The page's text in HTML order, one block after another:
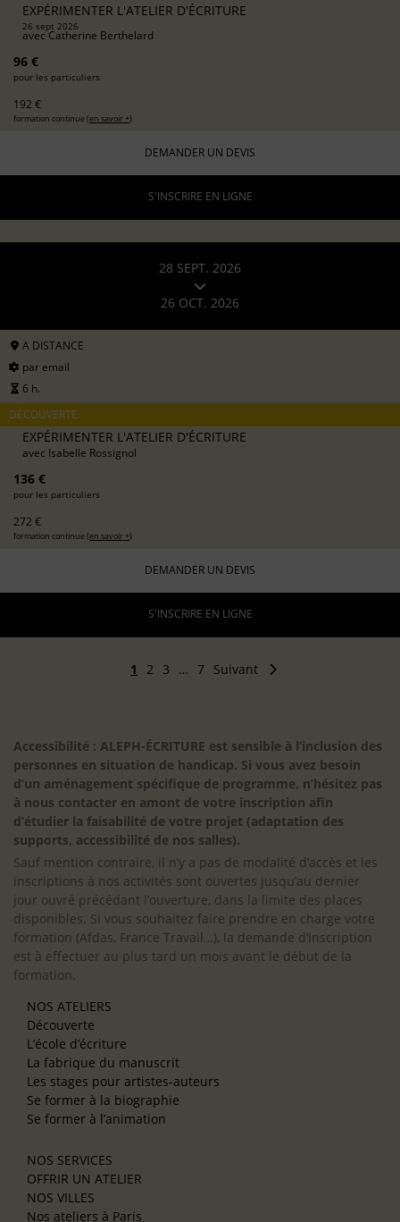
EXPÉRIMENTER L'ATELIER D'ÉCRITURE
26 sept 2026
avecCatherine Berthelard
96 €
pour les particuliers
192 €
formation continue (en savoir +)
DEMANDER UN DEVIS
S'INSCRIRE EN LIGNE
28 SEPT. 2026
26 OCT. 2026
A DISTANCE
par email
6 h.
DÉCOUVERTE
EXPÉRIMENTER L'ATELIER D'ÉCRITURE
avec Isabelle Rossignol
136 €
pour les particuliers
272 €
formation continue (en savoir +)
DEMANDER UN DEVIS
S'INSCRIRE EN LIGNE
1 2 3 … 7 Suivant
Accessibilité : ALEPH-ÉCRITURE est sensible à l’inclusion des
personnes en situation de handicap. Si vous avez besoin
d’un aménagement spécifique de programme, n’hésitez pas
à nous contacter en amont de votre inscription afin
d’étudier la faisabilité de votre projet (adaptation des
supports, accessibilité de nos salles).
Sauf mention contraire, il n’y a pas de modalité d’accès et les
inscriptions à nos activités sont ouvertes jusqu’au dernier
jour ouvré précédant l’ouverture, dans la limite des places
disponibles. Si vous souhaitez faire prendre en charge votre
formation (Afdas, France Travail…), la demande d’inscription
est à effectuer au plus tard un mois avant le début de la
formation.
NOS ATELIERS
Découverte
L’école d’écriture
La fabrique du manuscrit
Les stages pour artistes-auteurs
Se former à la biographie
Se former à l’animation
NOS SERVICES
OFFRIR UN ATELIER
NOS VILLES
Nos ateliers à Paris